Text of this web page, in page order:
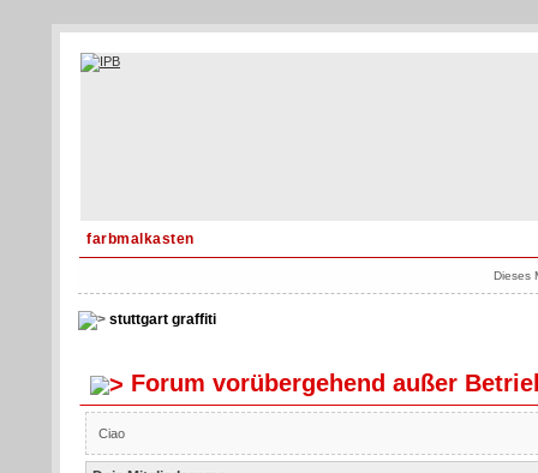
farbmalkasten
Dieses
stuttgart graffiti
Forum vorübergehend außer
Ciao